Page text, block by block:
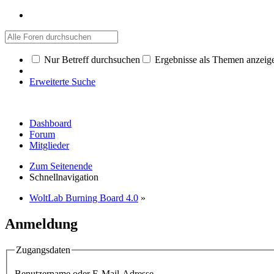
Nur Betreff durchsuchen Ergebnisse als Themen
Erweiterte Suche
Dashboard
Forum
Mitglieder
Zum Seitenende
Schnellnavigation
WoltLab Burning Board 4.0 »
Anmeldung
Zugangsdaten